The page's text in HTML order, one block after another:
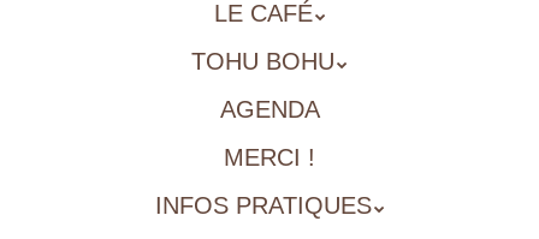
LE CAFÉ
TOHU BOHU
AGENDA
MERCI !
INFOS PRATIQUES